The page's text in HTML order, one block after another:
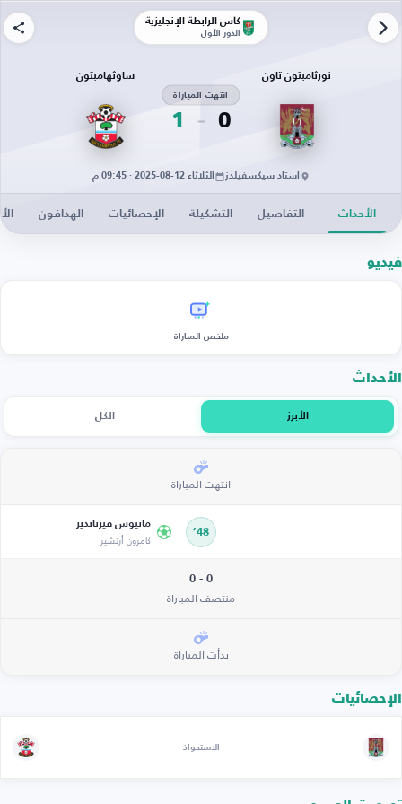
كأس الرابطة الإنجليزية
الدور الأول
نورثامبتون تاون
0
انتهت المباراة
1
ساوثهامبتون
استاد سيكسفيلدز الثلاثاء 12-08-2025 · 09:45 م
الأحداث التفاصيل التشكيلة الإحصائيات الهدافون
فيديو
ملخص المباراة
الأحداث
الأبرز الكل
انتهت المباراة
48’
ماتيوس فيرنانديز
كامرون أرتشير
0 - 0
منتصف المباراة
بدأت المباراة
الإحصائيات
الاستحواذ